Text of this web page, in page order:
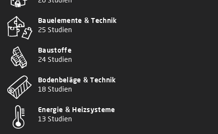
Bauelemente & Technik
25 Studien
Baustoffe
24 Studien
Bodenbeläge & Technik
18 Studien
Energie & Heizsysteme
13 Studien